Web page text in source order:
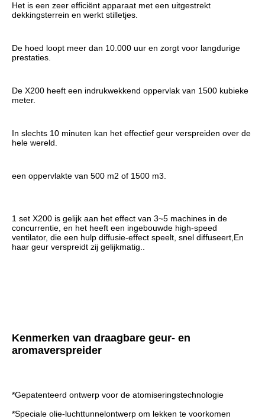
Het is een zeer efficiënt apparaat met een uitgestrekt
dekkingsterrein en werkt stilletjes.
De hoed loopt meer dan 10.000 uur en zorgt voor langdurige
prestaties.
De X200 heeft een indrukwekkend oppervlak van 1500 kubieke
meter.
In slechts 10 minuten kan het effectief geur verspreiden over de
hele wereld.
een oppervlakte van 500 m2 of 1500 m3.
1 set X200 is gelijk aan het effect van 3~5 machines in de
concurrentie, en het heeft een ingebouwde high-speed
ventilator, die een hulp diffusie-effect speelt, snel diffuseert,En
haar geur verspreidt zij gelijkmatig..
Kenmerken van draagbare geur- en
aromaverspreider
*Gepatenteerd ontwerp voor de atomiseringstechnologie
*Speciale olie-luchttunnelontwerp om lekken te voorkomen